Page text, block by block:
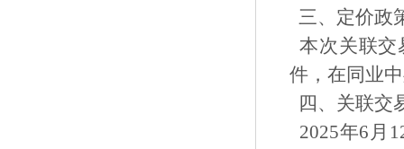
三、定价政
本次关联交
件，在同业
四、关联交
2025年6月